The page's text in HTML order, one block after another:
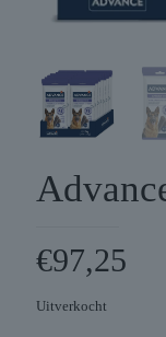
€97,25
Uitverkocht